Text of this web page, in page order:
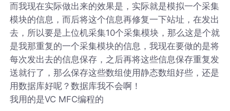
而我现在实际做出来的效果是，实际就是模拟一个采集
模块的信息，而后将这个信息再修复一下站址，在发出
去，所以要是上位机采集10个采集模块，那么这是个就
是我那重复的一个采集模块的信息，我现在要做的是将
每次发出去的信息保存，之后再将这些信息保存重复发
送就行了，那么保存这些数组使用静态数组好些，还是
用数据库好呢？数据库我不会啊！
我用的是VC MFC编程的